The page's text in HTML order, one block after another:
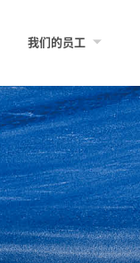
我们的员工